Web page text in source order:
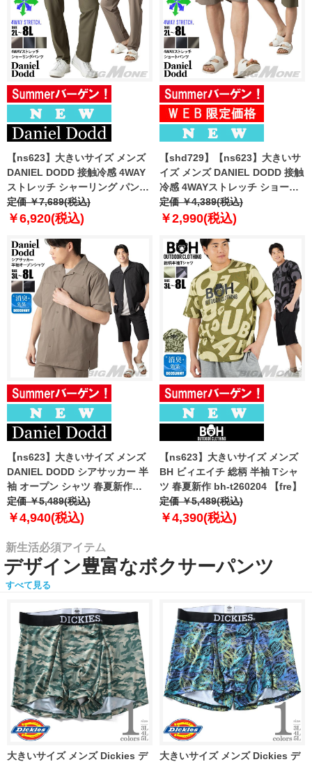
【ns623】大きいサイズ メンズ
DANIEL DODD 接触冷感 4WAY
ストレッチ シャーリング パンツ
春夏新作 azp260201201t
【fre】
定価 ￥7,689(税込)
￥6,920(税込)
【shd729】【ns623】大きいサ
イズ メンズ DANIEL DODD 接触
冷感 4WAYストレッチ ショーツ
ショートパンツ ハーフパンツ 春
夏新作 azsp-260204 【fre】
定価 ￥4,389(税込)
￥2,990(税込)
【ns623】大きいサイズ メンズ
DANIEL DODD シアサッカー 半
袖 オープン シャツ 春夏新作
azsh-260213 【fre】
定価 ￥5,489(税込)
￥4,940(税込)
【ns623】大きいサイズ メンズ
BH ビィエイチ 総柄 半袖 Tシャ
ツ 春夏新作 bh-t260204 【fre】
定価 ￥5,489(税込)
￥4,390(税込)
新生活必須アイテム
デザイン豊富なボクサーパンツ
すべて見る
大きいサイズ メンズ Dickies デ
大きいサイズ メンズ Dickies デ